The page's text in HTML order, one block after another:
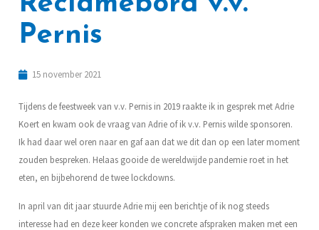
Pernis
15 november 2021
Tijdens de feestweek van v.v. Pernis in 2019 raakte ik in gesprek met Adrie
Koert en kwam ook de vraag van Adrie of ik v.v. Pernis wilde sponsoren.
Ik had daar wel oren naar en gaf aan dat we dit dan op een later moment
zouden bespreken. Helaas gooide de wereldwijde pandemie roet in het
eten, en bijbehorend de twee lockdowns.
In april van dit jaar stuurde Adrie mij een berichtje of ik nog steeds
interesse had en deze keer konden we concrete afspraken maken met een